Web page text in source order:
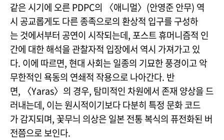
같은 시기에 오른 PDPC의 〈애니멀〉(안영준 안무) 역
시 공교롭게도 다른 종족으로의 환상적 입구를 구성하
는 것에서부터 공연이 시작되는데, 포스트 휴머니즘적 인
간에 대한 해석을 관찰자적 입장에서 역시 가져가고 있
다. 이에 따르면, 현대 사회는 일종의 기묘한 풍경이고 악
무한적인 욕동의 연쇄적 작용으로 나아간다. 반
면, 〈Yaras〉의 경우, 탐미적인 차원에서 존재 양상을 드
러내는데, 이는 원시적이기보다 다분히 특정 문화 코드
가 감지되며, 꽃무늬 의상은 일본 전통 복식의 퓨전화된 버
전쯤으로 보인다.